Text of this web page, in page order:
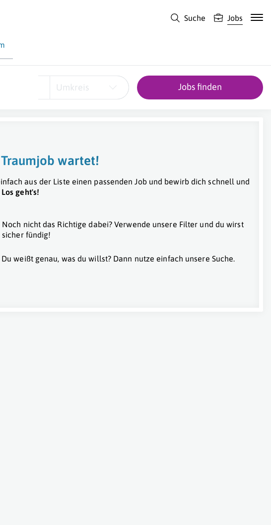
Suche Jobs
Umkreis Jobs finden
wartet!
aus der Liste einen passenden Job und bewirb dich schnell und
Los geht's!
Noch nicht das Richtige dabei? Verwende unsere Filter und du wirst
sicher fündig!
Du weißt genau, was du willst? Dann nutze einfach unsere Suche.